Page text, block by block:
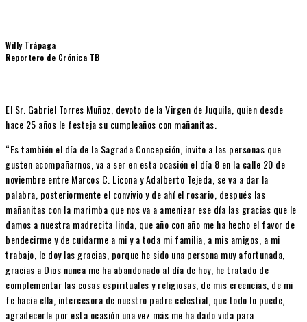
Willy Trápaga
Reportero de Crónica TB
El Sr. Gabriel Torres Muñoz, devoto de la Virgen de Juquila, quien desde
hace 25 años le festeja su cumpleaños con mañanitas.
“Es también el día de la Sagrada Concepción, invito a las personas que
gusten acompañarnos, va a ser en esta ocasión el día 8 en la calle 20 de
noviembre entre Marcos C. Licona y Adalberto Tejeda, se va a dar la
palabra, posteriormente el convivio y de ahí el rosario, después las
mañanitas con la marimba que nos va a amenizar ese día las gracias que le
damos a nuestra madrecita linda, que año con año me ha hecho el favor de
bendecirme y de cuidarme a mi y a toda mi familia, a mis amigos, a mi
trabajo, le doy las gracias, porque he sido una persona muy afortunada,
gracias a Dios nunca me ha abandonado al día de hoy, he tratado de
complementar las cosas espirituales y religiosas, de mis creencias, de mi
fe hacia ella, intercesora de nuestro padre celestial, que todo lo puede,
agradecerle por esta ocasión una vez más me ha dado vida para